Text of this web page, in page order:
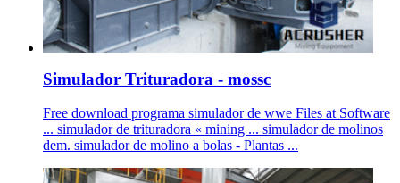
Simulador Trituradora - mossc
Free download programa simulador de wwe Files at Software
... simulador de trituradora « mining ... simulador de molinos
dem. simulador de molino a bolas - Plantas ...